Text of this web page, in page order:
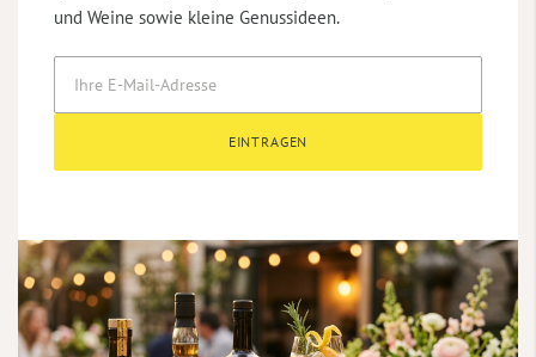
und Weine sowie kleine Genussideen.
EINTRAGEN